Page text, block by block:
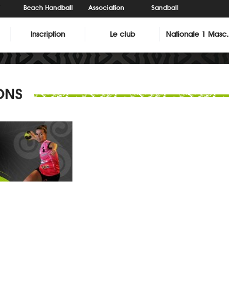
Beach Handball Association Sandball
Inscription Le club Nationale 1 Masc.